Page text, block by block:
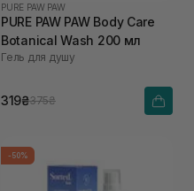
PURE PAW PAW
PURE PAW PAW Body Care
Botanical Wash 200 мл
Гель для душу
319₴375₴
-50%